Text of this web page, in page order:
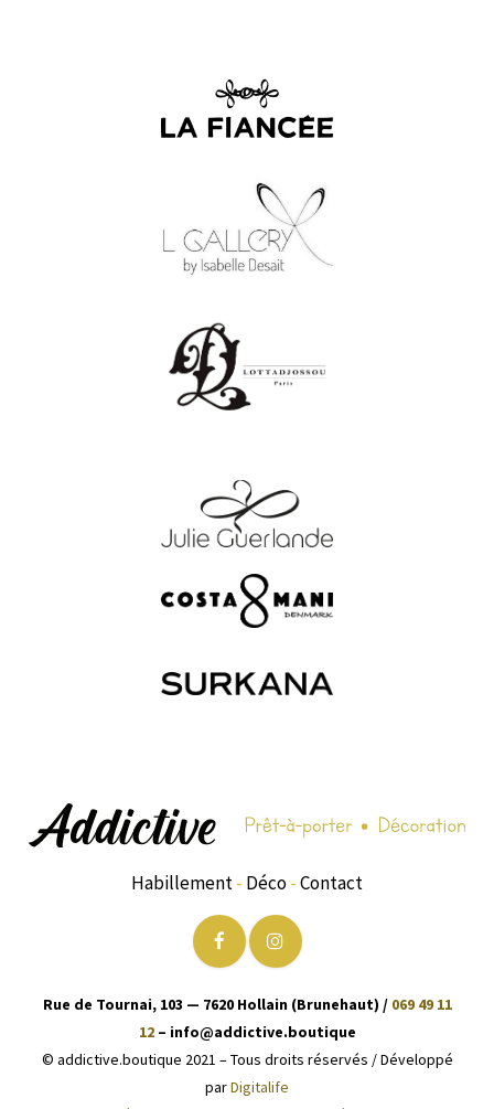
Habillement- Déco-Contact
Rue de Tournai, 103 — 7620 Hollain (Brunehaut) / 069 49 11
12– info@addictive.boutique
© addictive.boutique 2021 – Tous droits réservés / Développé
parDigitalife